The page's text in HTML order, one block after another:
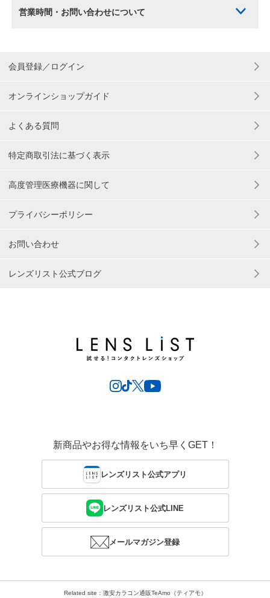
営業時間・お問い合わせについて
会員登録／ログイン
オンラインショップガイド
よくある質問
特定商取引法に基づく表示
高度管理医療機器に関して
プライバシーポリシー
お問い合わせ
レンズリスト公式ブログ
新商品やお得な情報をいち早くGET！
レンズリスト公式アプリ
レンズリスト公式LINE
メールマガジン登録
Related site：激安カラコン通販TeAmo（ティアモ）